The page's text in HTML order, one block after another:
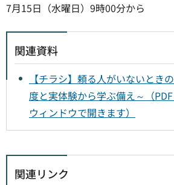
7月15日（水曜日）9時00分から
関連資料
【チラシ】頼る人がいないとき
度と実体験から学ぶ備え～（
ウィンドウで開きます）
関連リンク